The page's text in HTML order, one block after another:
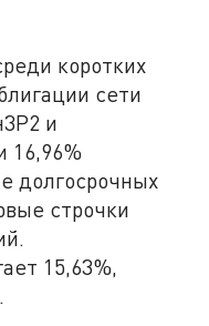
коротких
сети
и
16,96%
долгосрочных
строчки
15,63%,